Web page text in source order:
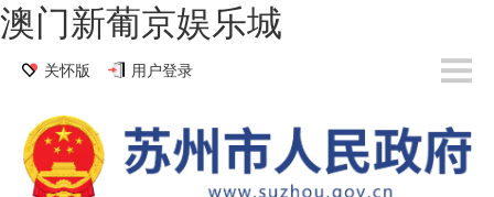
澳门新葡京娱乐城
关怀版 用户登录